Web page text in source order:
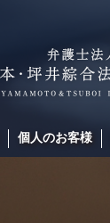
個人のお客様